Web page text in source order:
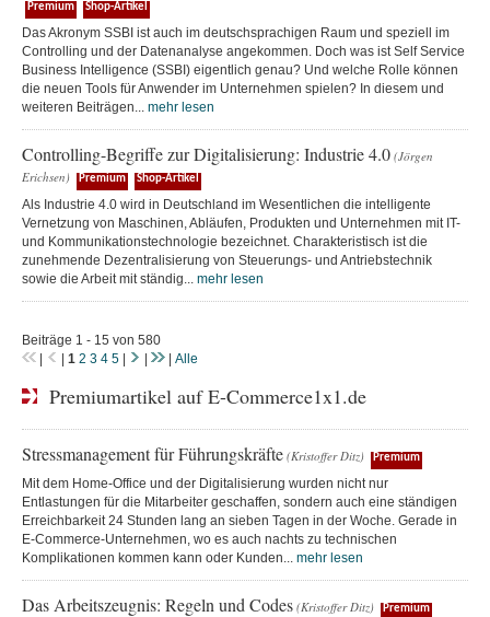
Premium Shop-Artikel
Das Akronym SSBI ist auch im deutschsprachigen Raum und speziell im
Controlling und der Datenanalyse angekommen. Doch was ist Self Service
Business Intelligence (SSBI) eigentlich genau? Und welche Rolle können
die neuen Tools für Anwender im Unternehmen spielen? In diesem und
weiteren Beiträgen... mehr lesen
Controlling-Begriffe zur Digitalisierung: Industrie 4.0 (Jörgen
Erichsen)
Premium Shop-Artikel
Als Industrie 4.0 wird in Deutschland im Wesentlichen die intelligente
Vernetzung von Maschinen, Abläufen, Produkten und Unternehmen mit IT-
und Kommunikationstechnologie bezeichnet. Charakteristisch ist die
zunehmende Dezentralisierung von Steuerungs- und Antriebstechnik
sowie die Arbeit mit ständig... mehr lesen
Beiträge 1 - 15 von 580
1 2 3 4 5 Alle
Premiumartikel auf E-Commerce1x1.de
Stressmanagement für Führungskräfte (Kristoffer Ditz) Premium
Mit dem Home-Office und der Digitalisierung wurden nicht nur
Entlastungen für die Mitarbeiter geschaffen, sondern auch eine ständigen
Erreichbarkeit 24 Stunden lang an sieben Tagen in der Woche. Gerade in
E-Commerce-Unternehmen, wo es auch nachts zu technischen
Komplikationen kommen kann oder Kunden... mehr lesen
Das Arbeitszeugnis: Regeln und Codes (Kristoffer Ditz) Premium